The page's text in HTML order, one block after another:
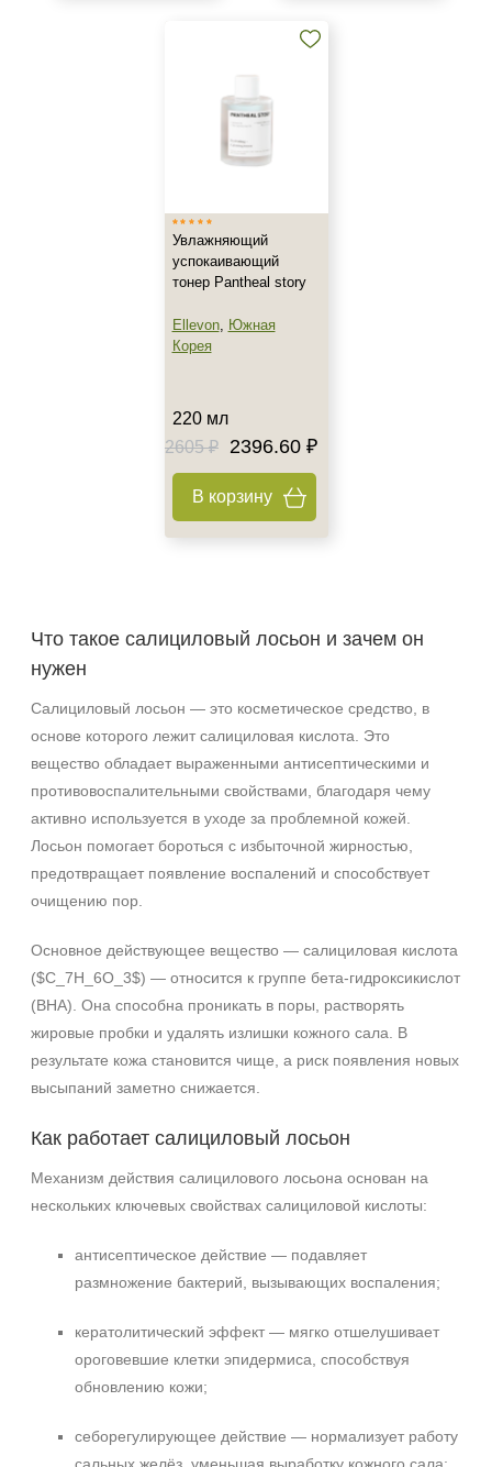
Гиалуроновая кислота
Время применения
Вечер
Увлажняющий
успокаивающий
тонер Pantheal story
Ellevon, Южная
Корея
220 мл
2605 ₽
2396.60 ₽
В корзину
Что такое салициловый лосьон и зачем он
нужен
Салициловый лосьон — это косметическое средство, в
основе которого лежит салициловая кислота. Это
вещество обладает выраженными антисептическими и
противовоспалительными свойствами, благодаря чему
активно используется в уходе за проблемной кожей.
Лосьон помогает бороться с избыточной жирностью,
предотвращает появление воспалений и способствует
очищению пор.
Основное действующее вещество — салициловая кислота
($C_7H_6O_3$) — относится к группе бета-гидроксикислот
(BHA). Она способна проникать в поры, растворять
жировые пробки и удалять излишки кожного сала. В
результате кожа становится чище, а риск появления новых
высыпаний заметно снижается.
Как работает салициловый лосьон
Механизм действия салицилового лосьона основан на
нескольких ключевых свойствах салициловой кислоты:
антисептическое действие — подавляет
размножение бактерий, вызывающих воспаления;
кератолитический эффект — мягко отшелушивает
ороговевшие клетки эпидермиса, способствуя
обновлению кожи;
себорегулирующее действие — нормализует работу